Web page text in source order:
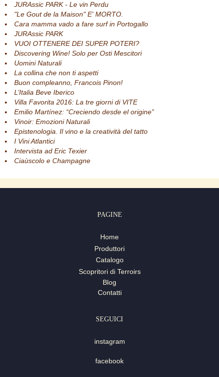
JURAssic PARK - Le vin Perdu
"Le Gout de la Maison" E' MORTO.
Cara mamma vado a fare surf in Portogallo
JURAssic PARK
VUOI OTTENERE DEI SUPER POTERI?
Discovering Wine! Solo per Osti Mescitori
Uomini Naturali
La collina che non ti aspetti
Buon compleanno, Francois Pinon!
L’Italia Beve Iberico
Villa Favorita 2016: La tre giorni di VITE
Emilio Martínez: “Creciendo desde el origine”
Vinoir: Emozioni Naturali
Epistenologia. Il vino e la creatività del tatto
I Vini Atlantici
Intervista ad Eric Texier
Ciaùscolo e Champagne
PAGINE
Home
Produttori
Catalogo
Scopritori di Terroirs
Blog
Contatti
SEGUICI
instagram
facebook